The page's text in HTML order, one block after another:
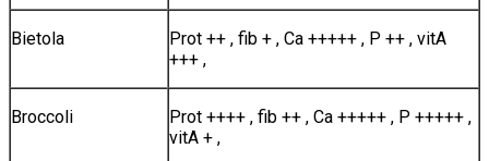
Bietola
Prot ++ , fib + , Ca +++++ , P ++ , vitA
+++ ,
Broccoli
Prot ++++ , fib ++ , Ca +++++ , P +++++ ,
vitA + ,